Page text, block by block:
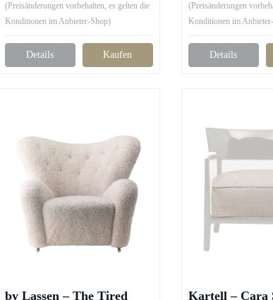
(Preisänderungen vorbehalten, es gelten die
Konditionen im Anbieter-Shop)
Details Kaufen
(Preisänderungen
Konditionen im
Details
by Lassen – The Tired
Kartell – Cara